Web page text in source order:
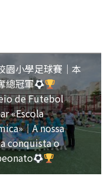
園小學足球賽｜本
總冠軍
de Futebol
«Escola
｜A nossa
conquista o